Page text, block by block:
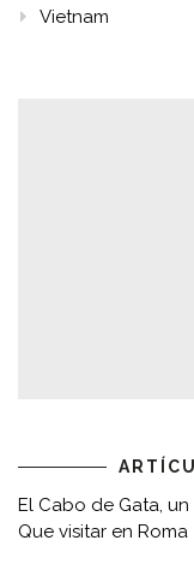
Vietnam
El Cabo de Gata,
Que visitar en Roma